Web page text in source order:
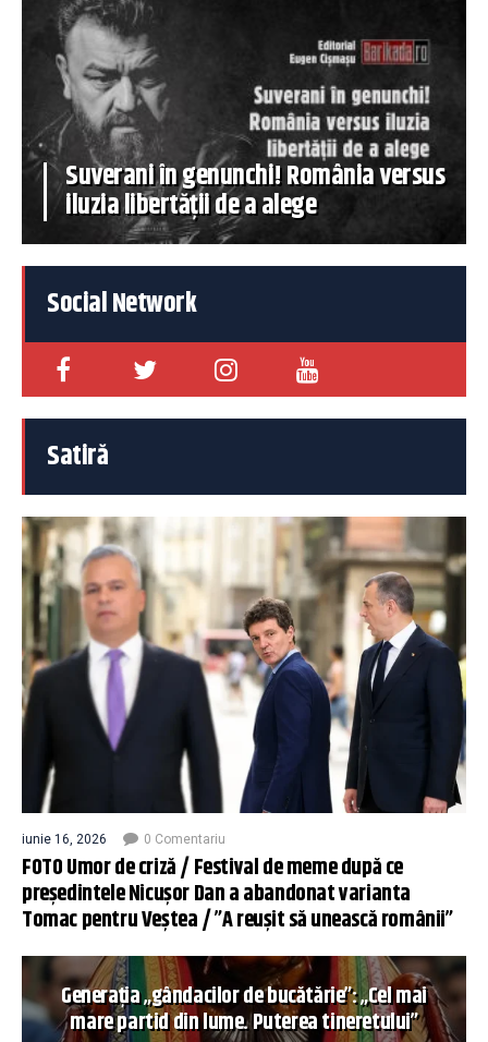
Suverani în genunchi! România versus
iluzia libertății de a alege
Social Network
Satiră
iunie 16, 2026 0 Comentariu
FOTO Umor de criză / Festival de meme după ce
președintele Nicușor Dan a abandonat varianta
Tomac pentru Veștea / ”A reușit să unească românii”
Generația „gândacilor de bucătărie”: „Cel mai
mare partid din lume. Puterea tineretului”